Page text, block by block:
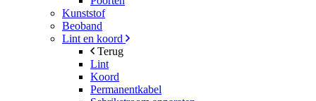
Kunststof
Beoband
Lint en koord
Terug
Lint
Koord
Permanentkabel